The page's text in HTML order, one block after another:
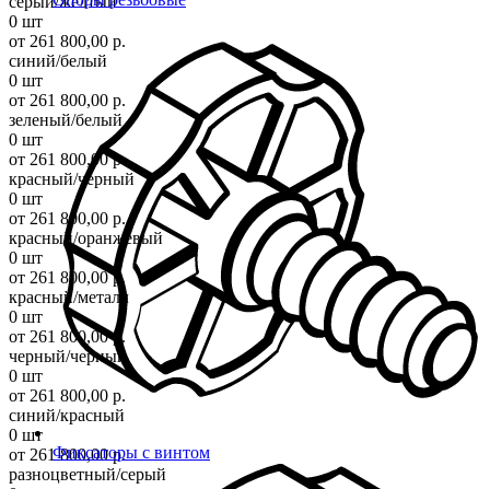
Фиксаторы с винтом
0 шт
от 261 800,00 р.
синий/белый
0 шт
от 261 800,00 р.
зеленый/белый
0 шт
от 261 800,00 р.
красный/черный
0 шт
от 261 800,00 р.
красный/оранжевый
0 шт
от 261 800,00 р.
красный/металл
0 шт
от 261 800,00 р.
черный/черный
0 шт
от 261 800,00 р.
синий/красный
0 шт
от 261 800,00 р.
разноцветный/серый